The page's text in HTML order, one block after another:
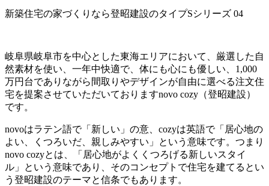
新築住宅の家づくりなら登昭建設のタイプSシリーズ 04
岐阜県岐阜市を中心とした東海エリアにおいて、厳選した自
然素材を使い、一年中快適で、体にも心にも優しい、1,000
万円台でありながら間取りやデザインが自由に選べる注文住
宅を提案させていただいておりますnovo cozy（登昭建設）
です。
novoはラテン語で「新しい」の意、cozyは英語で「居心地の
よい、くつろいだ、親しみやすい」という意味です。つまり
novo cozyとは、「居心地がよくくつろげる新しいスタイ
ル」という意味であり、そのコンセプトで住宅を建てるとい
う登昭建設のテーマと信条でもあります。